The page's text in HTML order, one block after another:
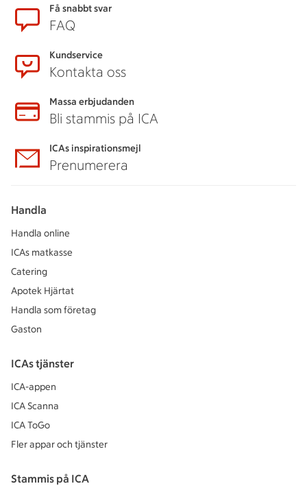
Få snabbt svar
FAQ
Kundservice
Kontakta oss
Massa erbjudanden
Bli stammis på ICA
ICAs inspirationsmejl
Prenumerera
Handla
Handla online
ICAs matkasse
Catering
Apotek Hjärtat
Handla som företag
Gaston
ICAs tjänster
ICA-appen
ICA Scanna
ICA ToGo
Fler appar och tjänster
Stammis på ICA